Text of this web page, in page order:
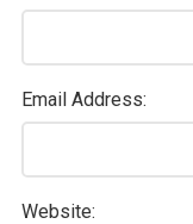
Email Address:
Website: